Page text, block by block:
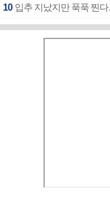
10 입추 지났지만 푹푹 찐